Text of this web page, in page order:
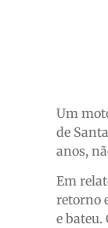
Um
de
anos,
Em
retorno
e bateu.